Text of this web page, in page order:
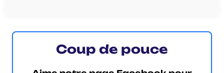
Coup de pouce